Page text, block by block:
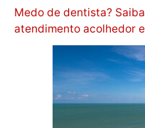
Medo de dentista?
atendimento acolhedor